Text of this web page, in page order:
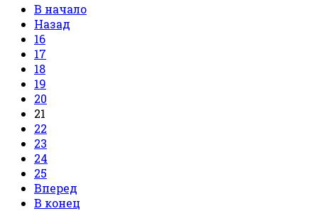
В начало
Назад
16
17
18
19
20
21
22
23
24
25
Вперед
В конец